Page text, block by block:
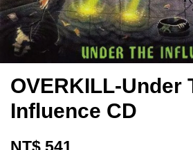
OVERKILL-Under
Influence CD